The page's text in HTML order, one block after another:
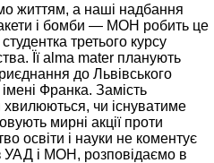
життям, а наші надбання
і бомби — МОН робить це
третього курсу
Її alma mater планують
до Львівського
Франка. Замість
хвилюються, чи існуватиме
мирні акції проти
освіти і науки не коментує
УАД і МОН, розповідаємо в